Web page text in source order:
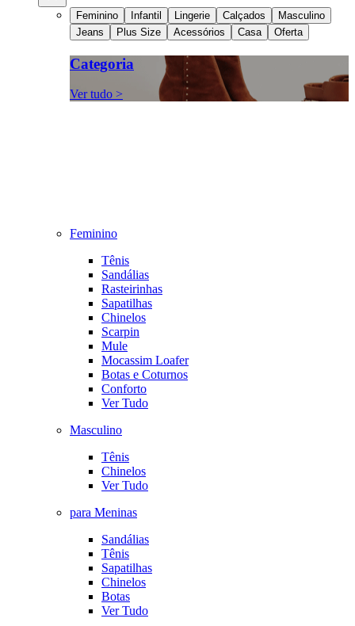
Feminino Infantil Lingerie Calçados
Masculino
Jeans
Plus Size Acessórios Casa Oferta
Categoria
Ver tudo >
Feminino
Tênis
Sandálias
Rasteirinhas
Sapatilhas
Chinelos
Scarpin
Mule
Mocassim Loafer
Botas e Coturnos
Conforto
Ver Tudo
Masculino
Tênis
Chinelos
Ver Tudo
para Meninas
Sandálias
Tênis
Sapatilhas
Chinelos
Botas
Ver Tudo